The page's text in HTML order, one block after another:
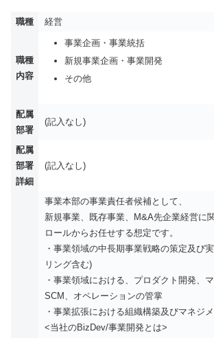
職種 経営
職種
内容
事業企画・事業統括
新規事業企画・事業開発
その他
配属
部署
(記入なし)
配属
部署
詳細
(記入なし)
事業本部の事業責任者候補として、
新規事業、既存事業、M&A先企業経営に
ロールからお任せする想定です。
・事業領域の中長期事業戦略の策定及び
リング含む)
・事業領域における、プロダクト開発、
SCM、オペレーションの管掌
・事業拡張における組織構築及びマネジ
<当社のBizDev/事業開発とは>